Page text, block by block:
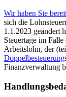
Wir haben Sie
sich die
1.1.2023 geändert
Steuertage im
Arbeitslohn, der
Doppelbesteuerung
Finanzverwaltung